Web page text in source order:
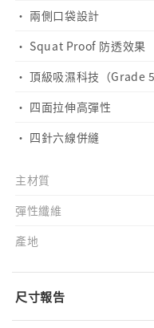
· 兩側口袋設計
· Squat Proof 防透效果
· 頂級吸濕科技（Grade
· 四面拉伸高彈性
· 四針六線併縫
主材質
彈性纖維
產地
尺寸報告